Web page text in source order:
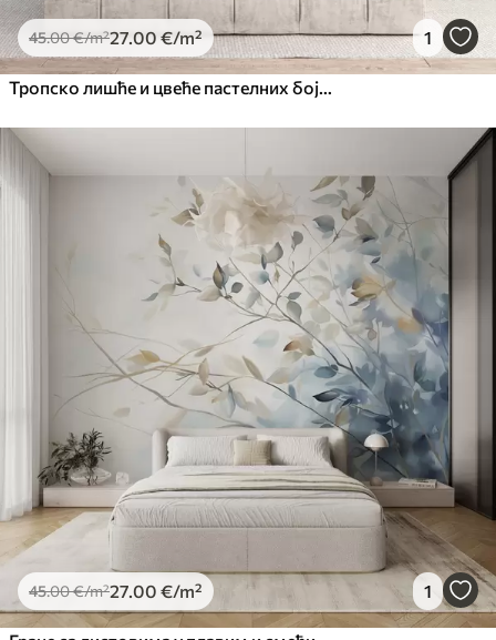
45.00€/m²27 .00 €/m² 1
45.00€/m²27 .00 €/m² 1